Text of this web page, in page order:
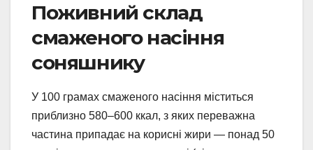
Поживний склад
смаженого насіння
соняшнику
У 100 грамах смаженого насіння міститься
приблизно 580–600 ккал, з яких переважна
частина припадає на корисні жири — понад 50